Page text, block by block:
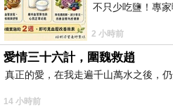
不只少吃鹽！專
2 小時前
愛情三十六計，圍魏救趙
真正的愛，在我走遍千山萬水之後，
14 小時前